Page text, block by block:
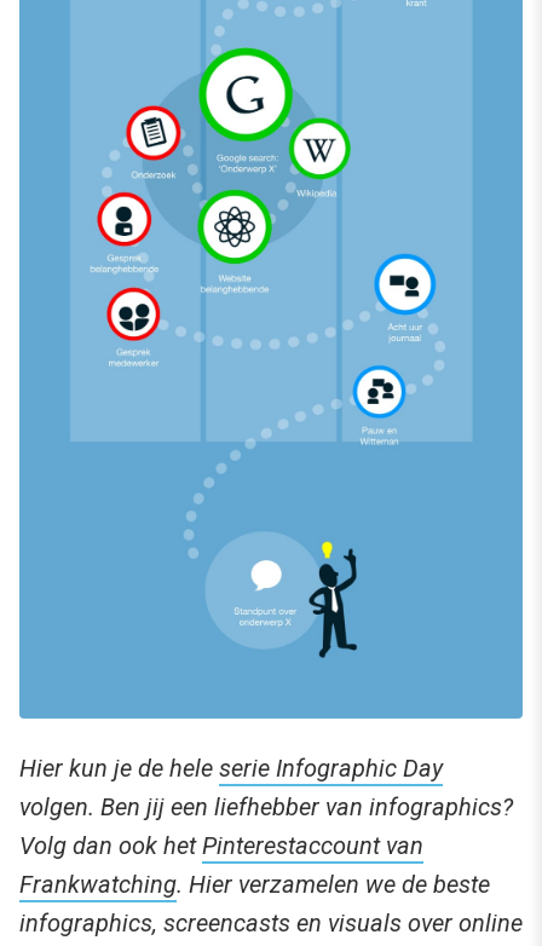
Hier kun je de hele serie Infographic Day
volgen. Ben jij een liefhebber van infographics?
Volg dan ook hetPinterestaccount van
Frankwatching. Hier verzamelen we de beste
infographics, screencasts en visuals over online